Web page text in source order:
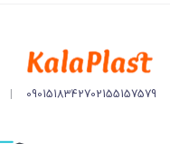
02155157579
09015183427
|